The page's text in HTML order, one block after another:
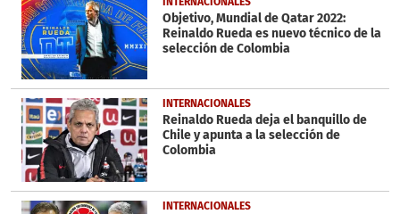
Objetivo, Mundial de Qatar 2022:
Reinaldo Rueda es nuevo técnico de la
selección de Colombia
INTERNACIONALES
Reinaldo Rueda deja el banquillo de
Chile y apunta a la selección de
Colombia
INTERNACIONALES